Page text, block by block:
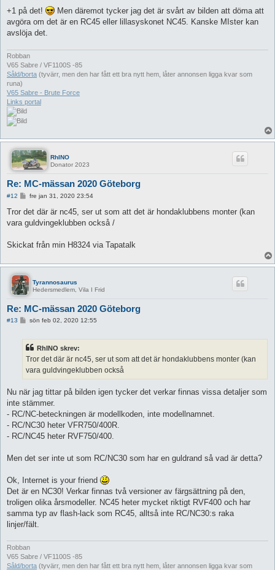
+1 på det!
Men däremot tycker jag det är svårt av bilden att döma att
avgöra om det är en RC45 eller lillasyskonet NC45. Kanske MIster kan
avslöja det.
Robban
V65 Sabre / VF1100S -85
Såld/borta (tyvärr, men den har fått ett bra nytt hem, låter annonsen ligga kvar som
runa)
V65 Sabre - Brute Force
Links portal
RhINO
Donator 2023
Re: MC-mässan 2020 Göteborg
#12
l
g
fre jan 31, 2020 23:54
Tror det där är nc45, ser ut som att det är hondaklubbens monter (kan
vara guldvingeklubben också /
Skickat från min H8324 via Tapatalk
Tyrannosaurus
Hedersmedlem, Vila I Frid
Re: MC-mässan 2020 Göteborg
#13
g
g
sön feb 02, 2020 12:55
RhINO skrev:
Tror det där är nc45, ser ut som att det är hondaklubbens monter (kan
vara guldvingeklubben också
Nu när jag tittar på bilden igen tycker det verkar finnas vissa detaljer som
inte stämmer.
- RC/NC-beteckningen är modellkoden, inte modellnamnet.
- RC/NC30 heter VFR750/400R.
- RC/NC45 heter RVF750/400.
Men det ser inte ut som RC/NC30 som har en guldrand så vad är detta?
Ok, Internet is your friend
Det är en NC30! Verkar finnas två versioner av färgsättning på den,
troligen olika årsmodeller. NC45 heter mycket riktigt RVF400 och har
samma typ av flash-lack som RC45, alltså inte RC/NC30:s raka
linjer/fält.
Robban
V65 Sabre / VF1100S -85
Såld/borta (tyvärr, men den har fått ett bra nytt hem, låter annonsen ligga kvar som